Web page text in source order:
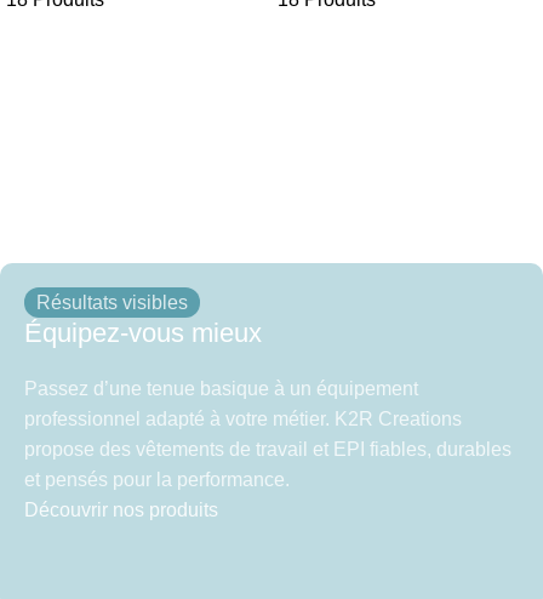
Résultats visibles
Équipez-vous mieux
Passez d’une tenue basique à un équipement
professionnel adapté à votre métier. K2R Creations
propose des vêtements de travail et EPI fiables, durables
et pensés pour la performance.
Découvrir nos produits